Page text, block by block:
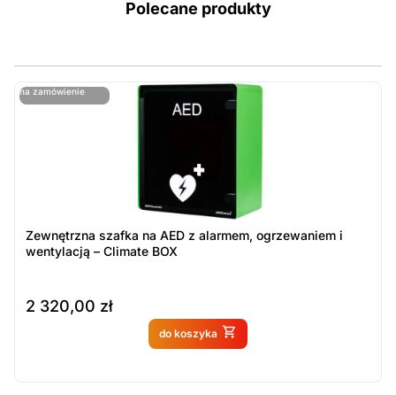
Polecane produkty
na zamówienie
ostatnie sztuki
Zewnętrzna szafka na AED z alarmem, ogrzewaniem i
wentylacją – Climate BOX
2 320,00 zł
do koszyka
Produkt dostępny na